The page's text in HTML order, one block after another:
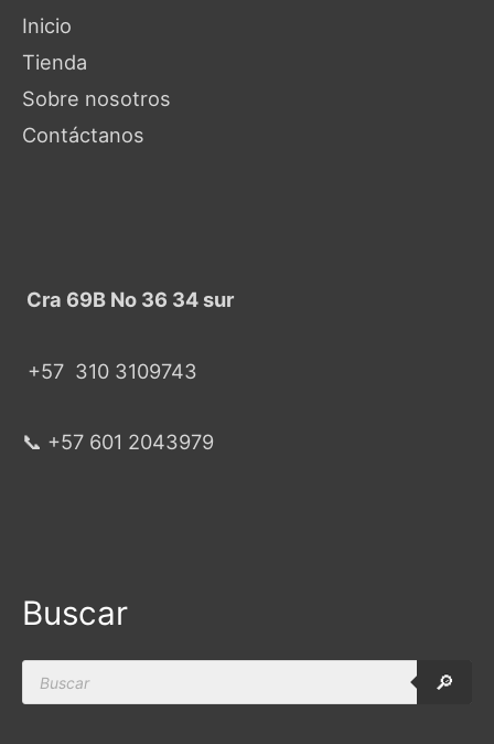
Inicio
Tienda
Sobre nosotros
Contáctanos
Cra 69B No 36 34 sur
+57 310 3109743
📞 +57 601 2043979
Buscar
Products
search
🔎